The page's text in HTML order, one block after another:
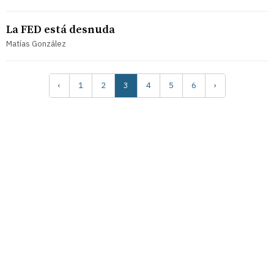
La FED está desnuda
Matías González
‹ 1 2 3 4 5 6 ›